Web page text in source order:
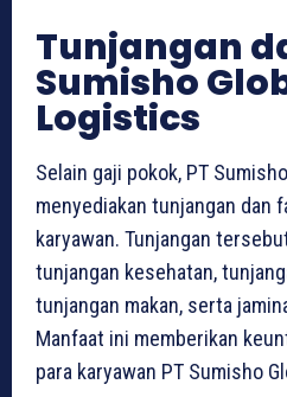
Tunjangan
Sumisho
Logistics
Selain gaji pokok, PT
menyediakan tunjangan dan
karyawan. Tunjangan
tunjangan kesehatan,
tunjangan makan, serta
Manfaat ini memberikan
para karyawan PT Sumisho